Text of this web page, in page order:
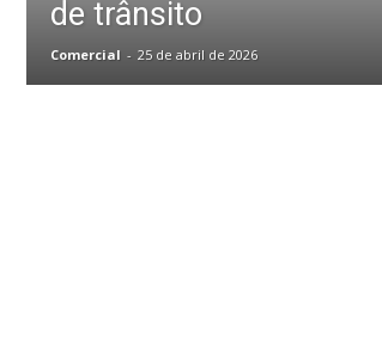
de trânsito
Comercial - 25 de abril de 2026